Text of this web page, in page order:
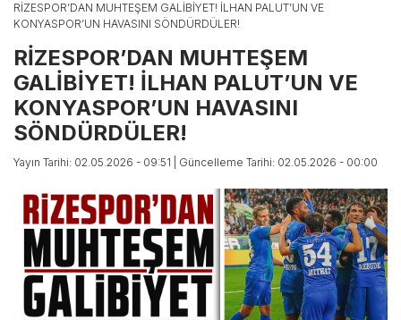
RİZESPOR’DAN MUHTEŞEM GALİBİYET! İLHAN PALUT’UN VE
KONYASPOR’UN HAVASINI SÖNDÜRDÜLER!
RİZESPOR’DAN MUHTEŞEM
GALİBİYET! İLHAN PALUT’UN VE
KONYASPOR’UN HAVASINI
SÖNDÜRDÜLER!
Yayın Tarihi: 02.05.2026 - 09:51 | Güncelleme Tarihi: 02.05.2026 - 00:00